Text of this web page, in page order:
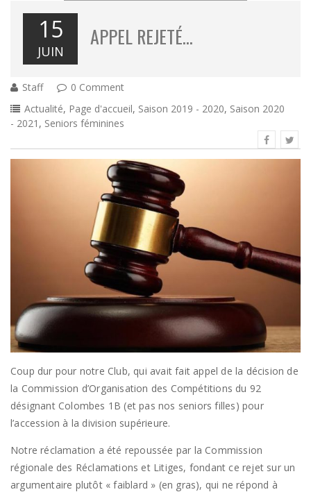
15
JUIN
APPEL REJETÉ…
Staff
0 Comment
Actualité, Page d'accueil, Saison 2019 - 2020, Saison 2020
- 2021 , Seniors féminines
Coup dur pour notre Club, qui avait fait appel de la décision de
la Commission d’Organisation des Compétitions du 92
désignant Colombes 1B (et pas nos seniors filles) pour
l’accession à la division supérieure.
Notre réclamation a été repoussée par la Commission
régionale des Réclamations et Litiges, fondant ce rejet sur un
argumentaire plutôt « faiblard » (en gras), qui ne répond à